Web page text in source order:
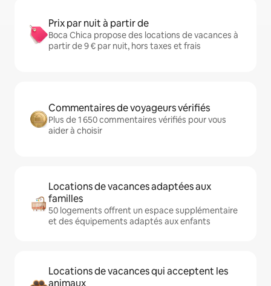
Prix par nuit à partir de
Boca Chica propose des locations de vacances à
partir de 9 € par nuit, hors taxes et frais
Commentaires de voyageurs vérifiés
Plus de 1 650 commentaires vérifiés pour vous
aider à choisir
Locations de vacances adaptées aux
familles
50 logements offrent un espace supplémentaire
et des équipements adaptés aux enfants
Locations de vacances qui acceptent les
animaux